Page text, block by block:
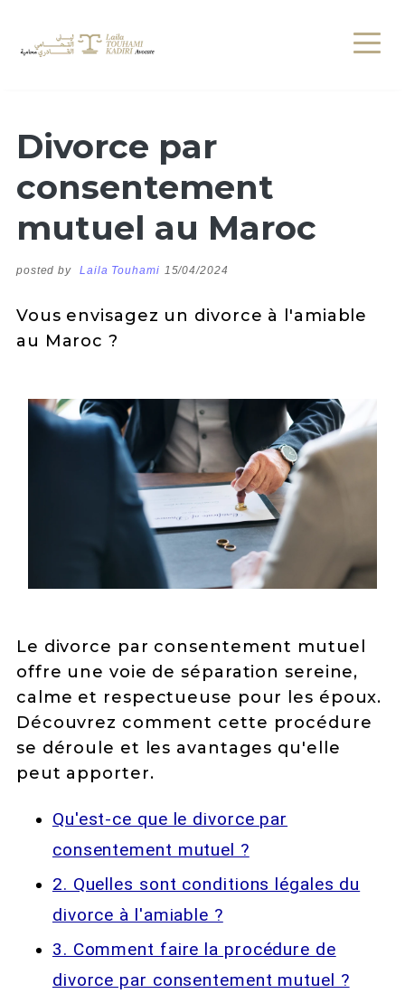
Divorce par
consentement
mutuel au Maroc
posted by Laila Touhami 15/04/2024
Vous envisagez un divorce à l'amiable
au Maroc ?
Le divorce par consentement mutuel
offre une voie de séparation sereine,
calme et respectueuse pour les époux.
Découvrez comment cette procédure
se déroule et les avantages qu'elle
peut apporter.
Qu'est-ce que le divorce par
consentement mutuel ?
2. Quelles sont conditions légales du
divorce à l'amiable ?
3. Comment faire la procédure de
divorce par consentement mutuel ?